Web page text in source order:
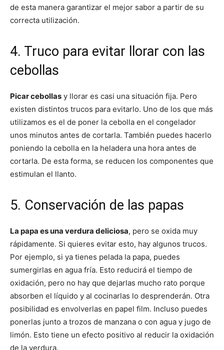
de esta manera garantizar el mejor sabor a partir de su
correcta utilización.
4. Truco para evitar llorar con las
cebollas
Picar cebollas y llorar es casi una situación fija. Pero
existen distintos trucos para evitarlo. Uno de los que más
utilizamos es el de poner la cebolla en el congelador
unos minutos antes de cortarla. También puedes hacerlo
poniendo la cebolla en la heladera una hora antes de
cortarla. De esta forma, se reducen los componentes que
estimulan el llanto.
5. Conservación de las papas
La papa es una verdura deliciosa, pero se oxida muy
rápidamente. Si quieres evitar esto, hay algunos trucos.
Por ejemplo, si ya tienes pelada la papa, puedes
sumergirlas en agua fría. Esto reducirá el tiempo de
oxidación, pero no hay que dejarlas mucho rato porque
absorben el líquido y al cocinarlas lo desprenderán. Otra
posibilidad es envolverlas en papel film. Incluso puedes
ponerlas junto a trozos de manzana o con agua y jugo de
limón. Esto tiene un efecto positivo al reducir la oxidación
de la verdura.